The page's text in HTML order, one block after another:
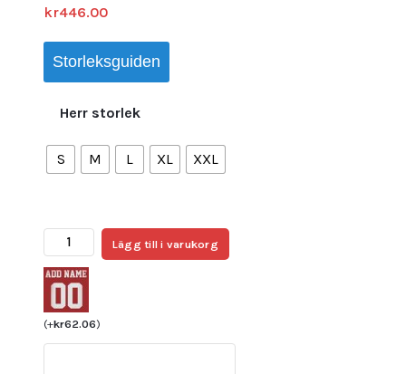
kr446.00
Storleksguiden
Herr storlek
S M L XL XXL
Tottenham
Hotspur
2023
Herr
Målvaktströja
Lägg till i varukorg
(+kr62.06)